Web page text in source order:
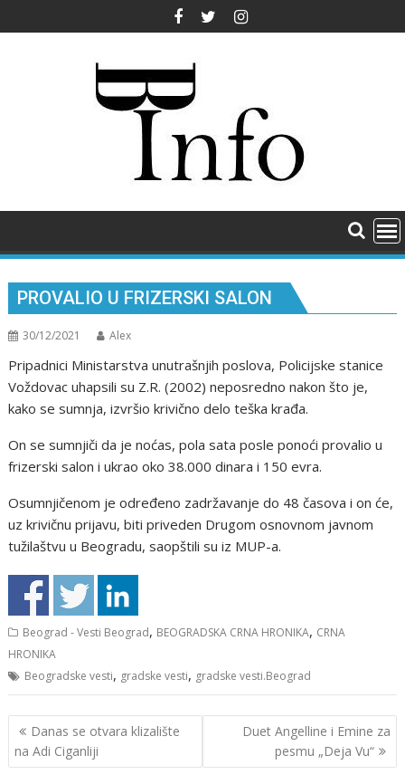
to
PROVALIO U FRIZERSKI SALON
30/12/2021 Alex
Pripadnici Ministarstva unutrašnjih poslova, Policijske stanice
Voždovac uhapsili su Z.R. (2002) neposredno nakon što je,
kako se sumnja, izvršio krivično delo teška krađa.
On se sumnjiči da je noćas, pola sata posle ponoći provalio u
frizerski salon i ukrao oko 38.000 dinara i 150 evra.
Osumnjičenom je određeno zadržavanje do 48 časova i on će,
uz krivičnu prijavu, biti priveden Drugom osnovnom javnom
tužilaštvu u Beogradu, saopštili su iz MUP-a.
Beograd - Vesti Beograd, BEOGRADSKA CRNA HRONIKA, CRNA
HRONIKA
Beogradske vesti, gradske vesti, gradske vesti.Beograd
Кретање
чланка
Danas se otvara klizalište
na Adi Ciganliji
Duet Angelline i Emine za
pesmu „Deja Vu“